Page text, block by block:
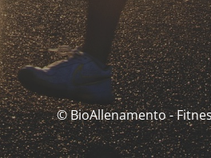
© BioAllenamento -